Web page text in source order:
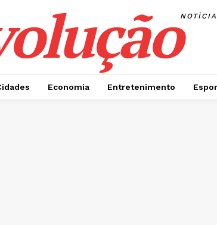
Economia Entretenimento